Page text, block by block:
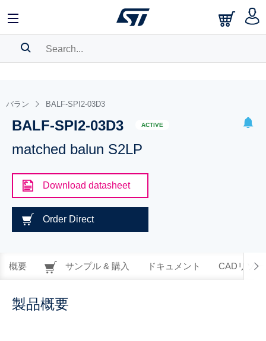
BOOKMARK
Pleaselog into show your saved searches.
バラン BALF-SPI2-03D3
BALF-SPI2-03D3 ACTIVE
matched balun S2LP
Download datasheet
Order Direct
概要 サンプル & 購入 ドキュメント CADリソー
製品概要